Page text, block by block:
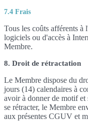
7.4 Frais
Tous les coûts afférents à
logiciels ou d'accès à
Membre.
8. Droit de rétractation
Le Membre dispose du
jours (14) calendaires à
avoir à donner de motif et
se rétracter, le Membre
aux présentes CGUV et